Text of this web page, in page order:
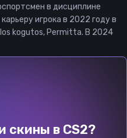
в дисциплине
игрока в 2022 году в
los kogutos, Permitta. В 2024
скины в CS2?